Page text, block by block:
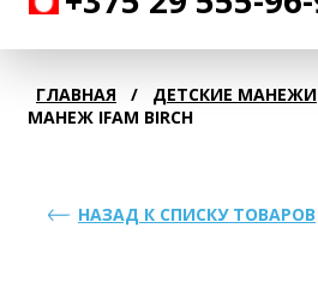
ГЛАВНАЯ / ДЕТСКИЕ МАНЕЖИ
МАНЕЖ IFAM BIRCH
НАЗАД К СПИСКУ ТОВАРОВ